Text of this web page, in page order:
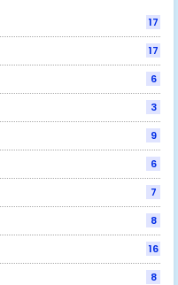
17
17
6
3
9
6
7
8
16
8